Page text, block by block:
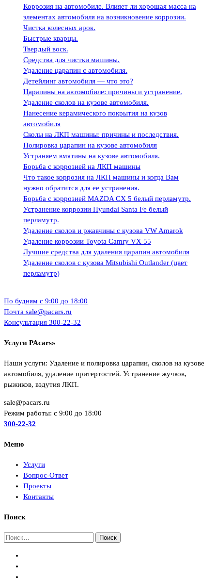
Коррозия на автомобиле. Влияет ли хорошая масса на
элементах автомобиля на возникновение коррозии.
Чистка колесных арок.
Быстрые кварцы.
Твердый воск.
Средства для чистки машины.
Удаление царапин с автомобиля.
Детейлинг автомобиля — что это?
Царапины на автомобиле: причины и устранение.
Удаление сколов на кузове автомобиля.
Нанесение керамического покрытия на кузов
автомобиля
Сколы на ЛКП машины: причины и последствия.
Полировка царапин на кузове автомобиля
Устраняем вмятины на кузове автомобиля.
Борьба с коррозией на ЛКП машины
Что такое коррозия на ЛКП машины и когда Вам
нужно обратится для ее устранения.
Борьба с коррозией MAZDA CX 5 белый перламутр.
Устранение коррозии Hyundai Santa Fe белый
перламутр.
Удаление сколов и ржавчины с кузова VW Amarok
Удаление коррозии Toyota Camry VX 55
Лучшие средства для удаления царапин автомобиля
Удаление сколов с кузова Mitsubishi Outlander (цвет
перламутр)
По будням c 9:00 до 18:00
Почта sale@pacars.ru
Консультация 300-22-32
Услуги PAcars»
Наши услуги: Удаление и полировка царапин, сколов на кузове
автомобиля, удаление притертостей. Устранение жучков,
рыжиков, вздутия ЛКП.
sale@pacars.ru
Режим работы: c 9:00 до 18:00
300-22-32
Меню
Услуги
Вопрос-Ответ
Проекты
Контакты
Поиск
Найти: